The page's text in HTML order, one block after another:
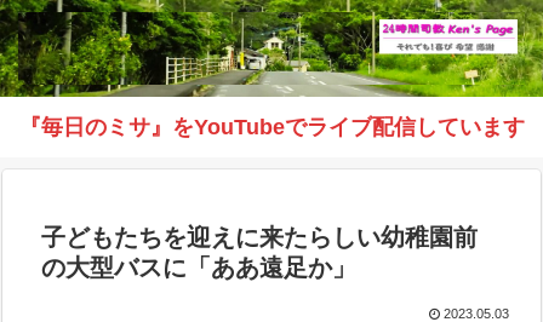
『毎日のミサ』をYouTubeでライブ配信しています
子どもたちを迎えに来たらしい幼稚園前
の大型バスに「ああ遠足か」
2023.05.03